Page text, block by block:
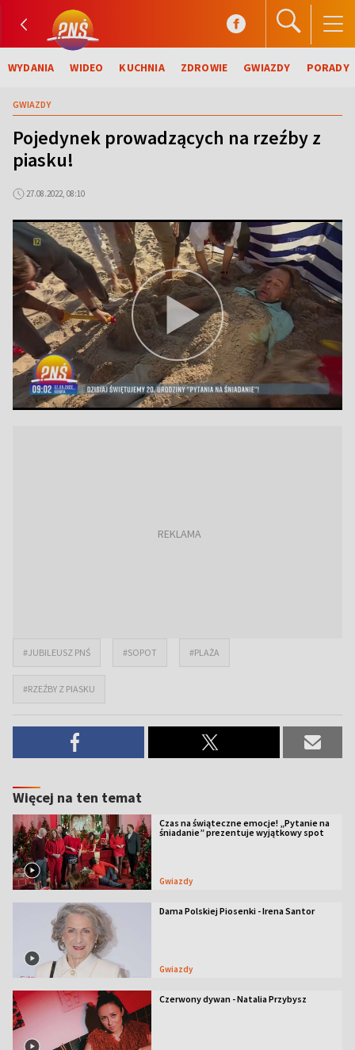
WYDANIA WIDEO KUCHNIA ZDROWIE GWIAZDY PORADY
GWIAZDY
Pojedynek prowadzących na rzeźby z
piasku!
27.08.2022, 08:10
#JUBILEUSZ PNŚ #SOPOT #PLAŻA
#RZEŹBY Z PIASKU
Więcej na ten temat
Czas na świąteczne emocje! „Pytanie na
śniadanie” prezentuje wyjątkowy spot
Gwiazdy
Dama Polskiej Piosenki - Irena Santor
Gwiazdy
Czerwony dywan - Natalia Przybysz